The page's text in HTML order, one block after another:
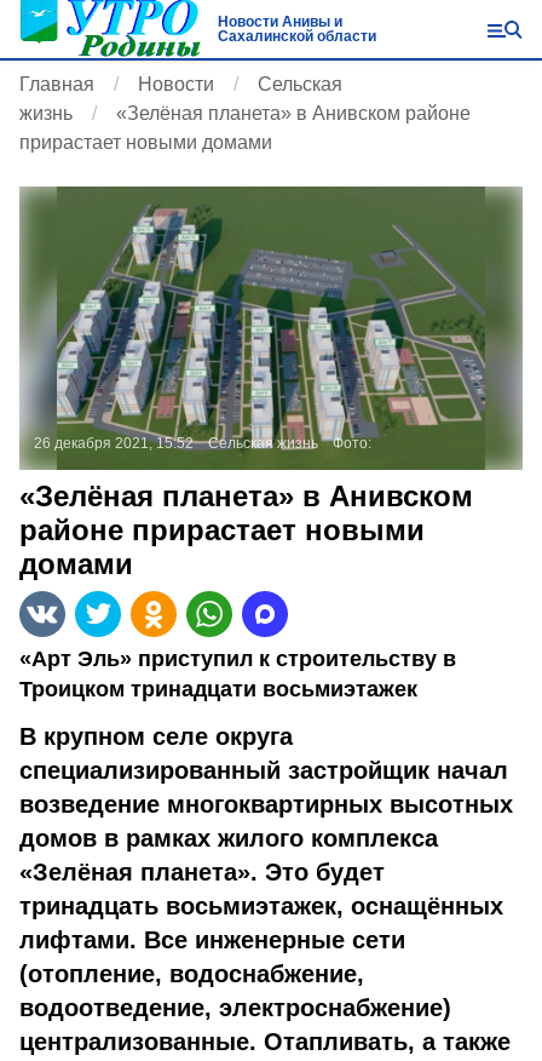
Новости Анивы и
Сахалинской области
Главная Новости
Сельская
жизнь
«Зелёная планета» в Анивском районе
прирастает новыми домами
26 декабря 2021, 15:52 Сельская жизнь Фото:
«Зелёная планета» в Анивском
районе прирастает новыми
домами
«Арт Эль» приступил к строительству в
Троицком тринадцати восьмиэтажек
В крупном селе округа
специализированный застройщик начал
возведение многоквартирных высотных
домов в рамках жилого комплекса
«Зелёная планета». Это будет
тринадцать восьмиэтажек, оснащённых
лифтами. Все инженерные сети
(отопление, водоснабжение,
водоотведение, электроснабжение)
централизованные. Отапливать, а также